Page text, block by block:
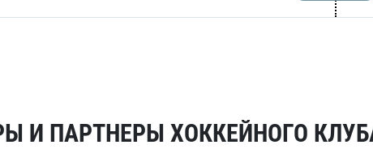
И ПАРТНЕРЫ ХОККЕЙНОГО